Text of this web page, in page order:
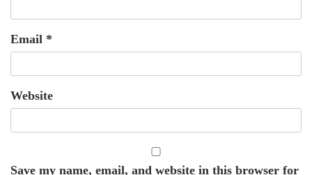
Email *
Website
Save my name, email, and website in this browser for